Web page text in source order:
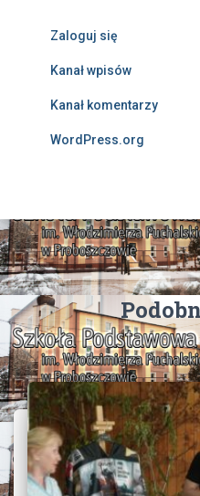
Zaloguj się
Kanał wpisów
Kanał komentarzy
WordPress.org